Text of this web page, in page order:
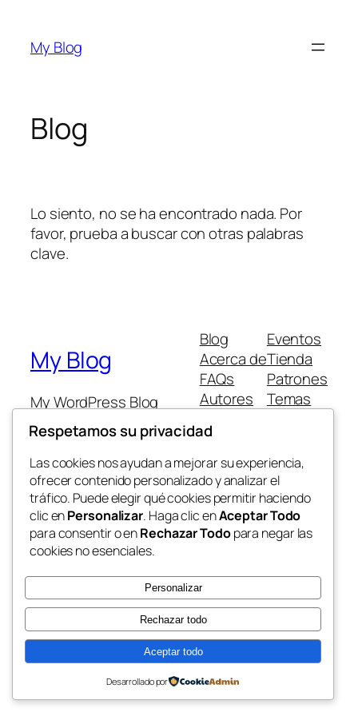
contenido
My Blog
Blog
Lo siento, no se ha encontrado nada. Por
favor, prueba a buscar con otras palabras
clave.
My Blog
My WordPress Blog
Blog
Acerca de
FAQs
Autores
Eventos
Tienda
Patrones
Temas
Twenty Twenty-Five Diseñado conWordPress
Respetamos su privacidad
Las cookies nos ayudan a mejorar su experiencia,
ofrecer contenido personalizado y analizar el
tráfico. Puede elegir qué cookies permitir haciendo
clic enPersonalizar. Haga clic enAceptar Todo
para consentir o enRechazar Todopara negar las
cookies no esenciales.
Personalizar
Rechazar todo
Aceptar todo
Desarrollado por